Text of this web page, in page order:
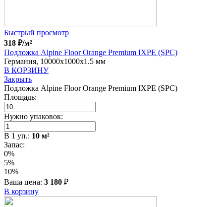
Быстрый просмотр
318 ₽/м²
Подложка Alpine Floor Orange Premium IXPE (SPC)
Германия, 10000x1000x1.5 мм
В КОРЗИНУ
Закрыть
Подложка Alpine Floor Orange Premium IXPE (SPC)
Площадь:
Нужно упаковок:
В 1 уп.: 10 м²
Запас:
0%
5%
10%
Ваша цена: 3 180 ₽
В корзину